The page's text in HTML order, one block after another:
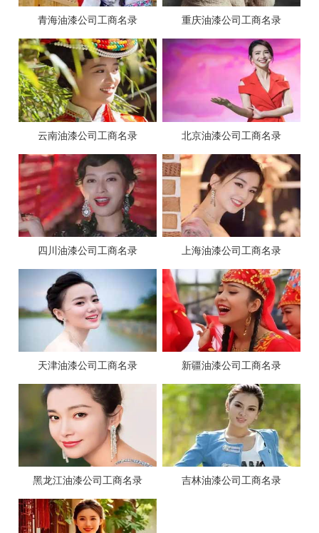
青海油漆公司工商名录 重庆油漆公司工商名录
云南油漆公司工商名录 北京油漆公司工商名录
四川油漆公司工商名录 上海油漆公司工商名录
天津油漆公司工商名录 新疆油漆公司工商名录
黑龙江油漆公司工商名录 吉林油漆公司工商名录